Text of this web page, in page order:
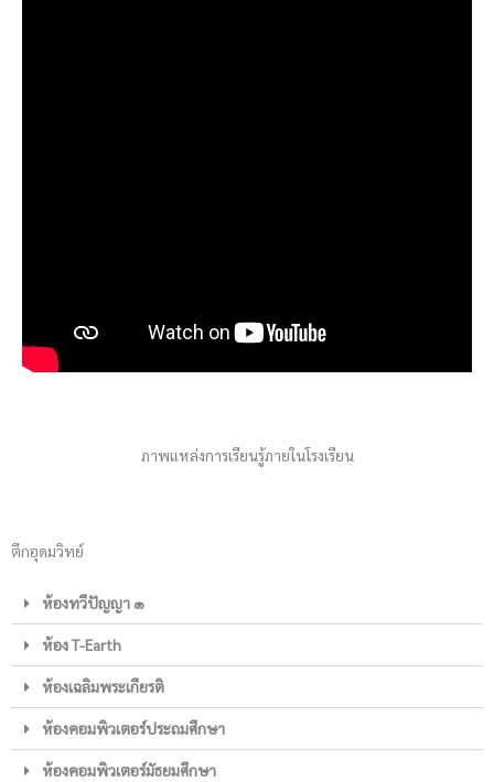
ภาพแหล่งการเรียนรู้ภายในโรงเรียน
ตึกอุดมวิทย์
ห้องทวีปัญญา ๑
ห้อง T-Earth
ห้องเฉลิมพระเกียรติ
ห้องคอมพิวเตอร์ประถมศึกษา
ห้องคอมพิวเตอร์มัธยมศึกษา